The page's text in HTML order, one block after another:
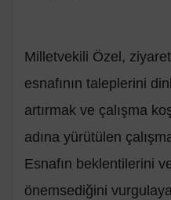
Milletvekili Özel,
esnafının taleplerini
artırmak ve çalışma
adına yürütülen
Esnafın beklentilerini
önemsediğini